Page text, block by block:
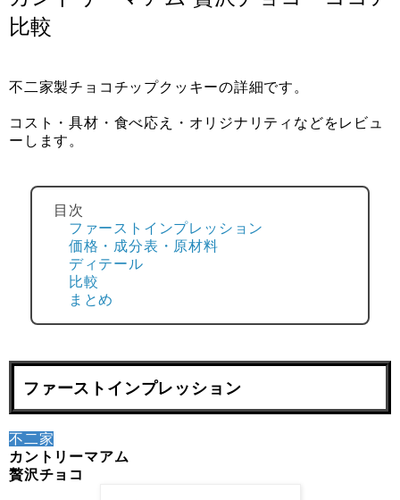
比較
不二家製チョコチップクッキーの詳細です。
コスト・具材・食べ応え・オリジナリティなどをレビュ
ーします。
目次
ファーストインプレッション
価格・成分表・原材料
ディテール
比較
まとめ
ファーストインプレッション
不二家
カントリーマアム
贅沢チョコ